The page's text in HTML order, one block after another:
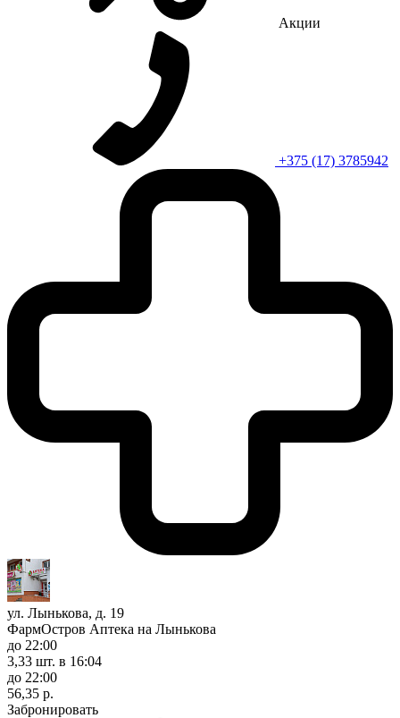
Акции
+375 (17) 3785942
ул. Лынькова, д. 19
ФармОстров Аптека на Лынькова
до 22:00
3,33 шт. в 16:04
до 22:00
56,35 р.
Забронировать